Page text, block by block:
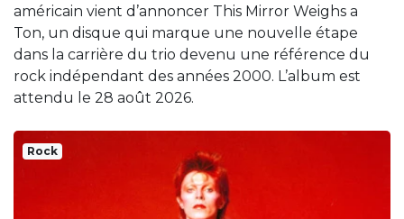
américain vient d’annoncer This Mirror Weighs a
Ton, un disque qui marque une nouvelle étape
dans la carrière du trio devenu une référence du
rock indépendant des années 2000. L’album est
attendu le 28 août 2026.
Rock